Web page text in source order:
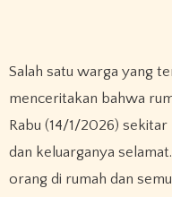
Salah satu warga yang
menceritakan bahwa
Rabu (14/1/2026)
dan keluarganya
orang di rumah dan